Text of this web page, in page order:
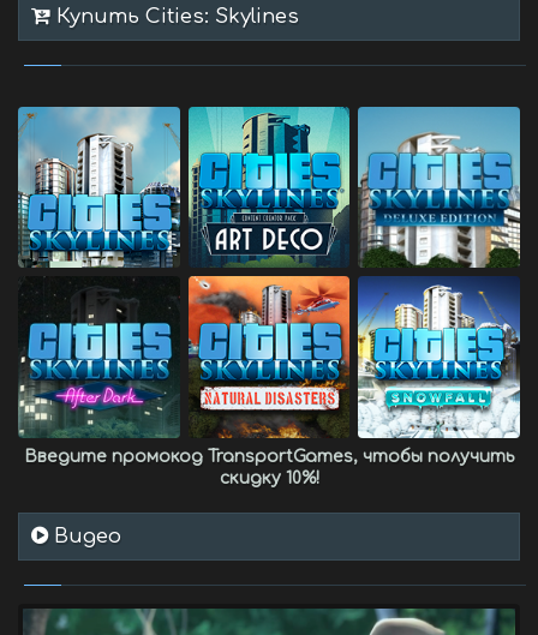
Купить Cities: Skylines
Введите промокод TransportGames, чтобы получить
скидку 10%!
Видео